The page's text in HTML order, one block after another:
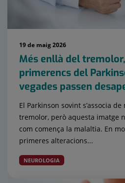
19 de maig 2026
Més enllà del
primerencs del
vegades passen
El Parkinson sovint s’associa
tremolor, però aquesta imatge
com comença la malaltia. En
primeres alteracions...
NEUROLOGIA